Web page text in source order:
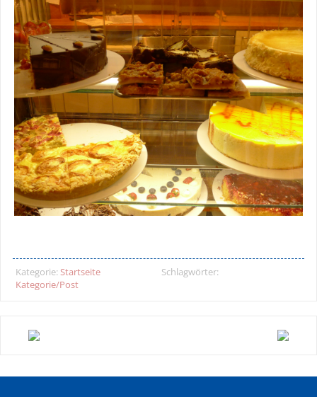
Kategorie:Startseite
Kategorie/Post
Schlagwörter: